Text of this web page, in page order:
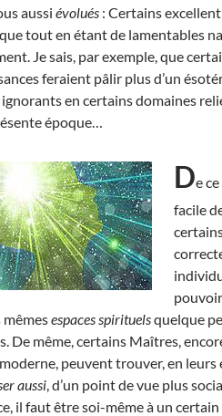
aussi évolués : Certains
tout en étant de lamentables
Je sais, par exemple, que
feraient pâlir plus d’un
en certains domaines
époque…
De
facile
mêmesespaces spirituelsquelque
De même, certains Maîtres,
peuvent trouver, en leurs
aussi, d’un point de vue plus
il faut être soi-même à un